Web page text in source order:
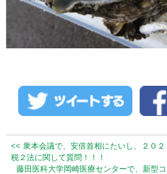
<< 衆本会議で、安倍首相にたいし、２０
税２法に関して質問！！！
藤田医科大学岡崎医療センターで、新型